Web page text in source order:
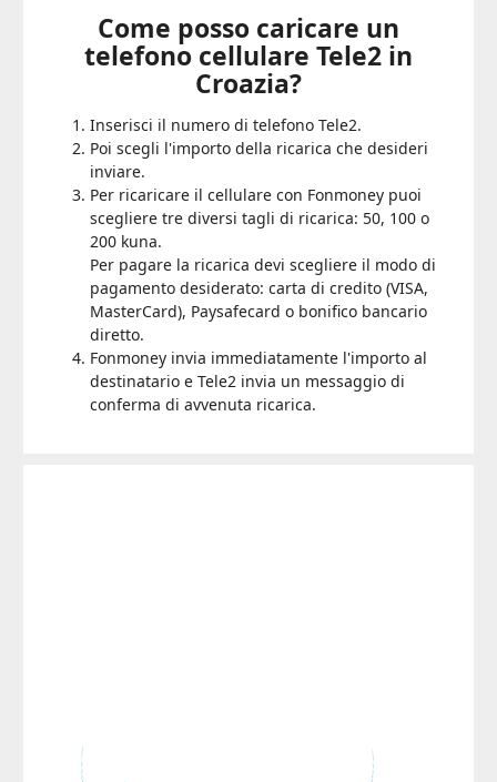
Come posso caricare un
telefono cellulare Tele2 in
Croazia?
Inserisci il numero di telefono Tele2.
Poi scegli l'importo della ricarica che desideri
inviare.
Per ricaricare il cellulare con Fonmoney puoi
scegliere tre diversi tagli di ricarica: 50, 100 o
200 kuna.
Per pagare la ricarica devi scegliere il modo di
pagamento desiderato: carta di credito (VISA,
MasterCard), Paysafecard o bonifico bancario
diretto.
Fonmoney invia immediatamente l'importo al
destinatario e Tele2 invia un messaggio di
conferma di avvenuta ricarica.